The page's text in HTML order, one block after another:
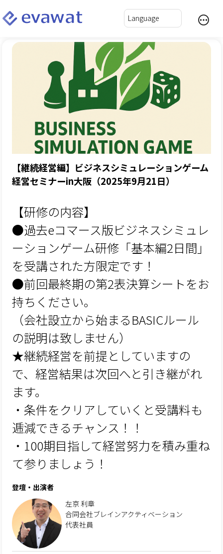
【継続経営編】ビジネスシミュレーションゲーム
経営セミナーin大阪（2025年9月21日）
【研修の内容】
●過去eコマース版ビジネスシミュレ
ーションゲーム研修「基本編2日間」
を受講された方限定です！
●前回最終期の第2表決算シートをお
持ちください。
（会社設立から始まるBASICルール
の説明は致しません）
★継続経営を前提としていますの
で、経営結果は次回へと引き継がれ
ます。
・条件をクリアしていくと受講料も
逓減できるチャンス！！
・100期目指して経営努力を積み重ね
て参りましょう！
登壇・出演者
左京 利章
合同会社ブレインアクティベーション
代表社員